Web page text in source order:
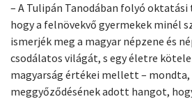
– A Tulipán Tanodában folyó oktatási
hogy a felnövekvő gyermekek minél
ismerjék meg a magyar népzene és
csodálatos világát, s egy életre
magyarság értékei mellett – mondta,
meggyőződésének adott hangot,